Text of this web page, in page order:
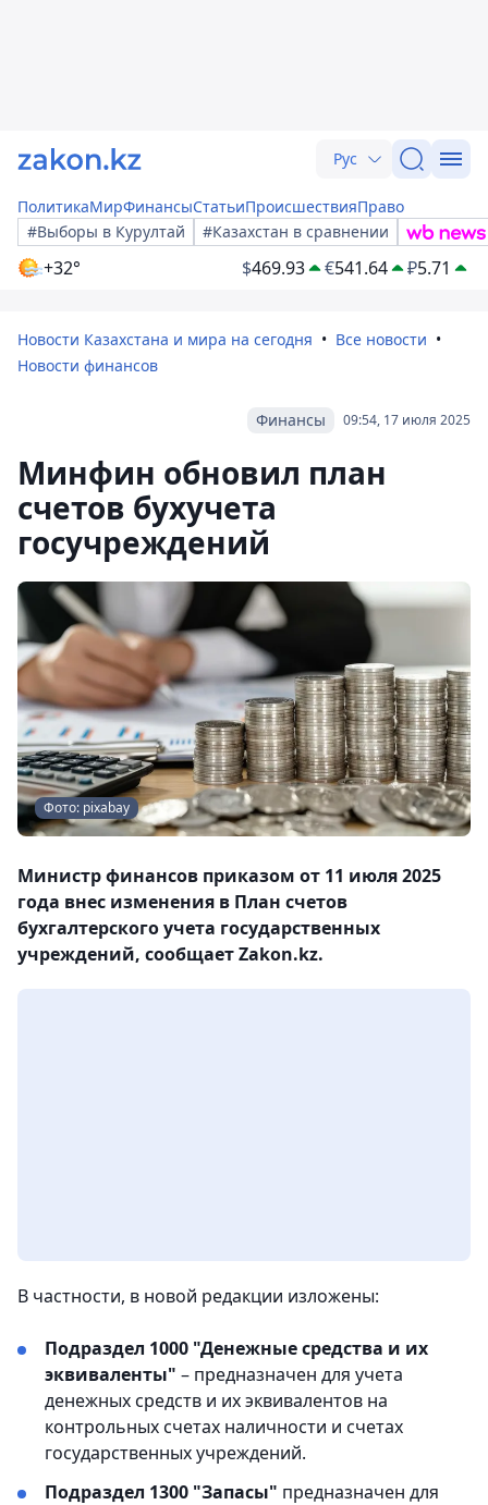
Рус
ПолитикаМирФинансыСтатьиПроисшествияПраво
#Выборы в Курултай
#Казахстан в сравнении
+32° $469.93 €541.64 ₽5.71
Новости Казахстана и мира на сегодня
Все новости
Новости финансов
09:54, 17 июля 2025
Финансы
Минфин обновил план
счетов бухучета
госучреждений
Фото: pixabay
Министр финансов приказом от 11 июля 2025
года внес изменения в План счетов
бухгалтерского учета государственных
учреждений, сообщает Zakon.kz.
В частности, в новой редакции изложены:
Подраздел 1000 "Денежные средства и их
эквиваленты" – предназначен для учета
денежных средств и их эквивалентов на
контрольных счетах наличности и счетах
государственных учреждений.
Подраздел 1300 "Запасы" предназначен для